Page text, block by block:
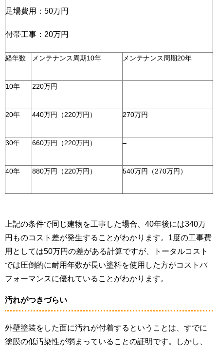
足場費用：50万円
付帯工事：20万円
経年数 メンテナンス周期10年 メンテナンス周期20年
10年 220万円 –
20年 440万円（220万円） 270万円
30年 660万円（220万円） –
40年 880万円（220万円） 540万円（270万円）
上記の条件で同じ建物を工事した場合、40年後には340万
円ものコスト差が発生することがわかります。1度の工事費
用としては50万円の差がある計算ですが、トータルコスト
では圧倒的に耐用年数が長い塗料を使用した方がコストパ
フォーマンスに優れていることがわかります。
汚れがつきづらい
外壁塗装をした面に汚れが付着するということは、すでに
塗膜の低汚染性が弱まっていることの証明です。しかし、